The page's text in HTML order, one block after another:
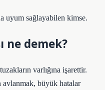
uyum sağlayabilen kimse.
ne demek?
varlığına işarettir.
avlanmak, büyük hatalar